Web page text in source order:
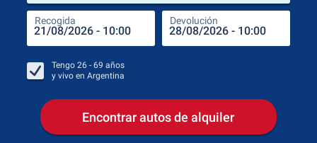
Recogida Devolución
Tengo 26 - 69 años
y vivo en Argentina
Encontrar autos de alquiler